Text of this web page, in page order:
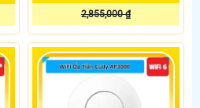
2,855,000 ₫